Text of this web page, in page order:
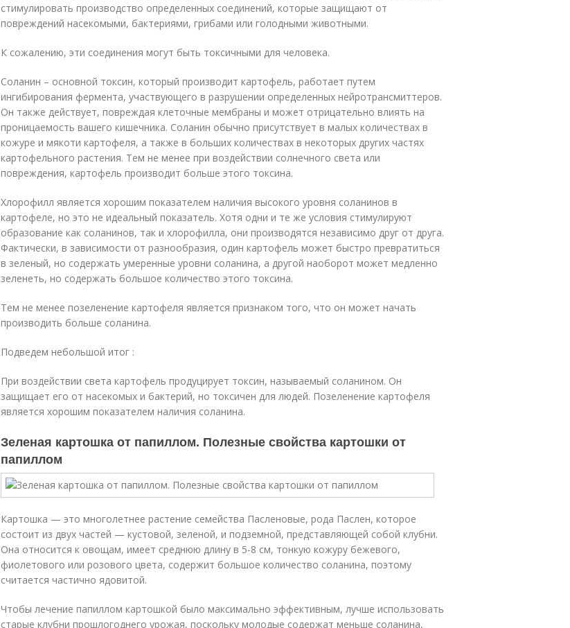
стимулировать производство определенных соединений, которые защищают от
повреждений насекомыми, бактериями, грибами или голодными животными.
К сожалению, эти соединения могут быть токсичными для человека.
Соланин – основной токсин, который производит картофель, работает путем
ингибирования фермента, участвующего в разрушении определенных нейротрансмиттеров.
Он также действует, повреждая клеточные мембраны и может отрицательно влиять на
проницаемость вашего кишечника. Соланин обычно присутствует в малых количествах в
кожуре и мякоти картофеля, а также в больших количествах в некоторых других частях
картофельного растения. Тем не менее при воздействии солнечного света или
повреждения, картофель производит больше этого токсина.
Хлорофилл является хорошим показателем наличия высокого уровня соланинов в
картофеле, но это не идеальный показатель. Хотя одни и те же условия стимулируют
образование как соланинов, так и хлорофилла, они производятся независимо друг от друга.
Фактически, в зависимости от разнообразия, один картофель может быстро превратиться
в зеленый, но содержать умеренные уровни соланина, а другой наоборот может медленно
зеленеть, но содержать большое количество этого токсина.
Тем не менее позеленение картофеля является признаком того, что он может начать
производить больше соланина.
Подведем небольшой итог :
При воздействии света картофель продуцирует токсин, называемый соланином. Он
защищает его от насекомых и бактерий, но токсичен для людей. Позеленение картофеля
является хорошим показателем наличия соланина.
Зеленая картошка от папиллом. Полезные свойства картошки от
папиллом
Картошка — это многолетнее растение семейства Пасленовые, рода Паслен, которое
состоит из двух частей — кустовой, зеленой, и подземной, представляющей собой клубни.
Она относится к овощам, имеет среднюю длину в 5-8 см, тонкую кожуру бежевого,
фиолетового или розового цвета, содержит большое количество соланина, поэтому
считается частично ядовитой.
Чтобы лечение папиллом картошкой было максимально эффективным, лучше использовать
старые клубни прошлогоднего урожая, поскольку молодые содержат меньше соланина,